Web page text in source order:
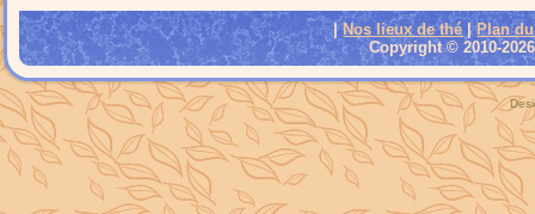
|Nos lieux de thé |Plan
Copyright © 2010-